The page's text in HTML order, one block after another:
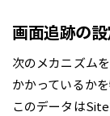
画面追跡の
次のメカニズム
かかっているか
このデータは